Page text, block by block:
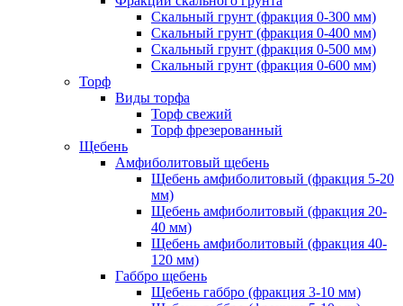
Скальный грунт (фракция 0-300 мм)
Скальный грунт (фракция 0-400 мм)
Скальный грунт (фракция 0-500 мм)
Скальный грунт (фракция 0-600 мм)
Торф
Виды торфа
Торф свежий
Торф фрезерованный
Щебень
Амфиболитовый щебень
Щебень амфиболитовый (фракция 5-20
мм)
Щебень амфиболитовый (фракция 20-
40 мм)
Щебень амфиболитовый (фракция 40-
120 мм)
Габбро щебень
Щебень габбро (фракция 3-10 мм)